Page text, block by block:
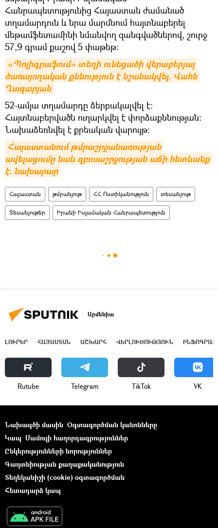
Հանրապետությունից Հայաստան ժամանած
տղամարդուն և նրա մարմնում հայտնաբերել
մեթամֆետամինի նմանվող զանգվածներով, շուրջ
57,9 գրամ քաշով 5 փաթեթ։
«Պոլիգրաֆում» տեղի ունեցածի վերաբերյալ
ծառայողական քննություն է նշանակվել. Վահե
Ղազարյան
52-ամյա տղամարդը ձերբակալվել է։
Հայտնաբերվածն ուղարկվել է փորձաքննության։
Նախաձեռնվել է քրեական վարույթ։
Հայաստանում թմրաշրջանառության
ավելացումը նաև զբոսաշրջության աճի հետևանք
է. նախարար
Հայաստան թմրանյութ ՀՀ Ոստիկանություն տեսանյութ
Տեսանյութեր Իրանի Իսլամական Հանրապետություն
Արմենիա
ԼՈՒՐԵՐ ՀԱՅԱՍՏԱՆ ԱՇԽԱՐՀ ՎԵՐԼՈՒԾՈՒԹՅՈՒՆ
Rutube Telegram ТikТоk VK
Նախագծի մասին Օգտագործման կանոնները
Կապ Մամուլի հաղորդագրություններ
Ընկերությունների նորություններ
Գաղտնիության քաղաքականություն
Տեղեկանիշի (cookie) օգտագործման
Հետադարձ կապ